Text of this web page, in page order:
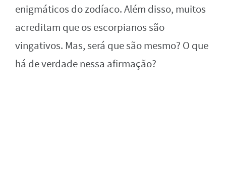
enigmáticos do zodíaco. Além disso, muitos
acreditam que os escorpianos são
vingativos. Mas, será que são mesmo? O que
há de verdade nessa afirmação?